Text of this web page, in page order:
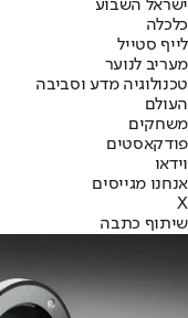
ישראל השבוע
כלכלה
לייף סטייל
מעריב לנוער
טכנולוגיה מדע וסביבה
העולם
משחקים
פודקאסטים
וידאו
אנחנו מגייסים
X
שיתוף כתבה